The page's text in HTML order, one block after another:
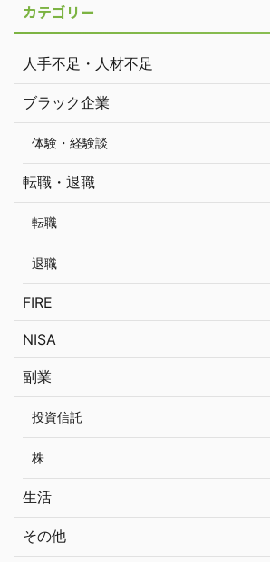
カテゴリー
人手不足・人材不足
ブラック企業
体験・経験談
転職・退職
転職
退職
FIRE
NISA
副業
投資信託
株
生活
その他